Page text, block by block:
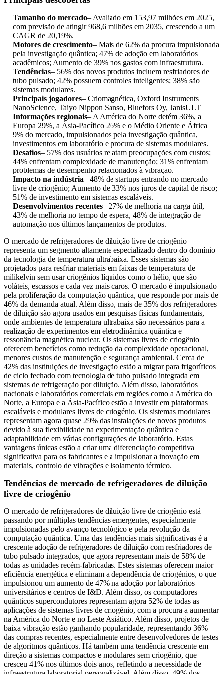
Tamanho do mercado– Avaliado em 153,97 milhões em 2025,
com previsão de atingir 968,6 milhões em 2035, crescendo a um
CAGR de 20,19%.
Motores de crescimento– Mais de 62% da procura impulsionada
pela investigação quântica; 47% de adoção em laboratórios
acadêmicos; Aumento de 39% nos gastos com infraestrutura.
Tendências– 56% dos novos produtos incluem resfriadores de
tubo pulsado; 42% possuem controles inteligentes; 38% são
sistemas modulares.
Principais jogadores– Criomagnética, Oxford Instruments
NanoScience, Taiyo Nippon Sanso, Bluefors Oy, JanisULT
Informações regionais– A América do Norte detém 36%, a
Europa 29%, a Ásia-Pacífico 26% e o Médio Oriente e África
9% do mercado, impulsionados pela investigação quântica,
investimentos em laboratório e procura de sistemas modulares.
Desafios– 57% dos usuários relatam preocupações com custos;
44% enfrentam complexidade de manutenção; 31% enfrentam
problemas de desempenho relacionados à vibração.
Impacto na indústria– 48% de startups entrando no mercado
livre de criogênio; Aumento de 33% nos juros de capital de risco;
51% de investimento em sistemas escaláveis.
Desenvolvimentos recentes– 27% de melhoria na carga útil,
43% de melhoria no tempo de espera, 48% de integração de
automação nos últimos lançamentos de produtos.
O mercado de refrigeradores de diluição livre de criogênio
representa um segmento altamente especializado dentro do domínio
da tecnologia de temperatura ultrabaixa. Esses sistemas são
projetados para resfriar materiais em faixas de temperatura de
milikelvin sem usar criogênios líquidos como o hélio, que são
voláteis, escassos e cada vez mais caros. O mercado é impulsionado
pela proliferação da computação quântica, que responde por mais de
46% da demanda atual. Além disso, mais de 35% dos refrigeradores
de diluição são agora usados ​​em pesquisas físicas fundamentais,
onde ambientes de temperatura ultrabaixa são necessários para a
realização de experimentos em eletrodinâmica quântica e
ressonância magnética nuclear. Os sistemas livres de criogênio
oferecem benefícios como redução da complexidade operacional,
menores custos de manutenção e segurança ambiental. Cerca de
42% das instituições de investigação estão a migrar para frigoríficos
de ciclo fechado com tecnologia de tubo pulsado integrada em
sistemas de refrigeração por diluição. Além disso, laboratórios
nacionais e laboratórios comerciais em regiões como a América do
Norte, a Europa e a Ásia-Pacífico estão a investir em plataformas
escaláveis ​​e modulares livres de criogénio. Os sistemas modulares
representam agora quase 29% das instalações de novos produtos
devido à sua flexibilidade na experimentação quântica e
adaptabilidade em várias configurações de laboratório. Estas
vantagens únicas estão a criar uma diferenciação competitiva
significativa para os fabricantes e a impulsionar a inovação em
materiais, controlo de vibrações e isolamento térmico.
Tendências de mercado de refrigeradores de diluição
livre de criogênio
O mercado de refrigeradores de diluição livre de criogênio está
passando por múltiplas tendências emergentes, especialmente
impulsionadas pelo avanço tecnológico e pela revolução da
computação quântica. Uma das tendências mais significativas é a
crescente adoção de refrigeradores de diluição com resfriadores de
tubo pulsado integrados, que agora representam mais de 58% de
todas as unidades recém-fabricadas. Estes sistemas oferecem maior
eficiência energética e eliminam a dependência de criogénios, o que
impulsionou um aumento de 47% na adoção por laboratórios
universitários e centros de I&D. Além disso, os computadores
quânticos supercondutores representam agora 52% de todas as
aplicações de sistemas livres de criogénio, com a procura a aumentar
na América do Norte e no Leste Asiático. Além disso, projetos de
baixa vibração estão ganhando popularidade, representando 36%
das compras recentes, especialmente entre desenvolvedores de testes
de algoritmos quânticos. Há também uma tendência crescente em
direção a sistemas compactos e modulares sem criogênio, que
cresceu 41% nos últimos dois anos, refletindo a necessidade de